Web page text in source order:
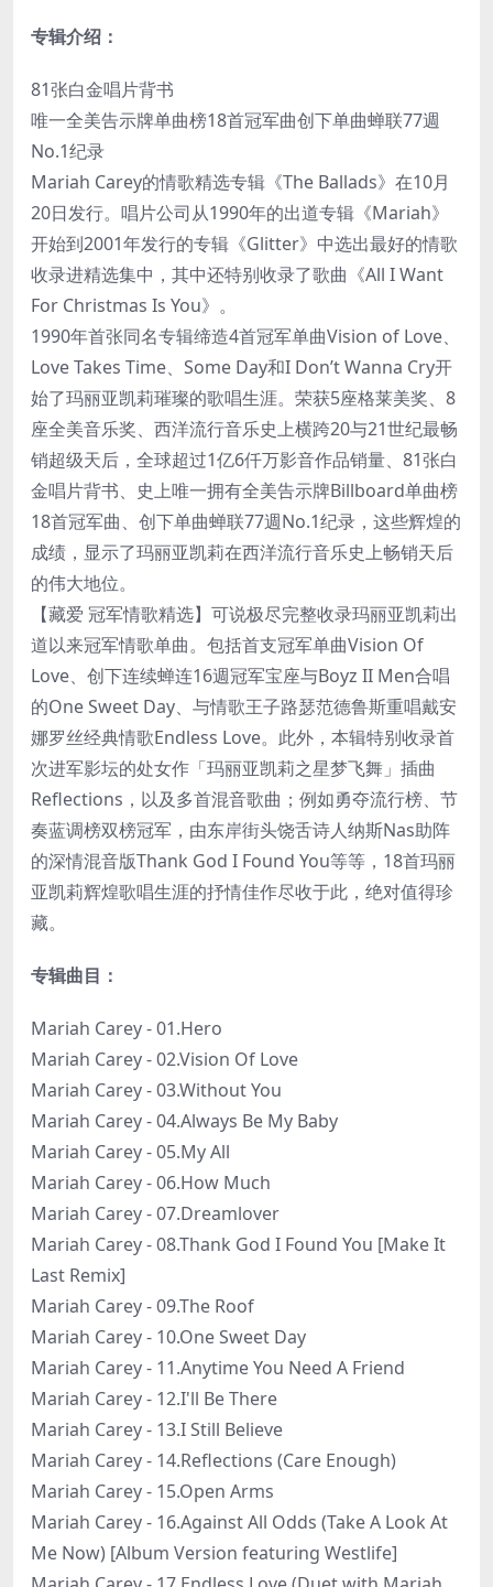
专辑介绍：
81张白金唱片背书
唯一全美告示牌单曲榜18首冠军曲创下单曲蝉联77週
No.1纪录
Mariah Carey的情歌精选专辑《The Ballads》在10月
20日发行。唱片公司从1990年的出道专辑《Mariah》
开始到2001年发行的专辑《Glitter》中选出最好的情歌
收录进精选集中，其中还特别收录了歌曲《All I Want
For Christmas Is You》。
1990年首张同名专辑缔造4首冠军单曲Vision of Love、
Love Takes Time、Some Day和I Don’t Wanna Cry开
始了玛丽亚凯莉璀璨的歌唱生涯。荣获5座格莱美奖、8
座全美音乐奖、西洋流行音乐史上横跨20与21世纪最畅
销超级天后，全球超过1亿6仟万影音作品销量、81张白
金唱片背书、史上唯一拥有全美告示牌Billboard单曲榜
18首冠军曲、创下单曲蝉联77週No.1纪录，这些辉煌的
成绩，显示了玛丽亚凯莉在西洋流行音乐史上畅销天后
的伟大地位。
【藏爱 冠军情歌精选】可说极尽完整收录玛丽亚凯莉出
道以来冠军情歌单曲。包括首支冠军单曲Vision Of
Love、创下连续蝉连16週冠军宝座与Boyz II Men合唱
的One Sweet Day、与情歌王子路瑟范德鲁斯重唱戴安
娜罗丝经典情歌Endless Love。此外，本辑特别收录首
次进军影坛的处女作「玛丽亚凯莉之星梦飞舞」插曲
Reflections，以及多首混音歌曲；例如勇夺流行榜、节
奏蓝调榜双榜冠军，由东岸街头饶舌诗人纳斯Nas助阵
的深情混音版Thank God I Found You等等，18首玛丽
亚凯莉辉煌歌唱生涯的抒情佳作尽收于此，绝对值得珍
藏。
专辑曲目：
Mariah Carey - 01.Hero
Mariah Carey - 02.Vision Of Love
Mariah Carey - 03.Without You
Mariah Carey - 04.Always Be My Baby
Mariah Carey - 05.My All
Mariah Carey - 06.How Much
Mariah Carey - 07.Dreamlover
Mariah Carey - 08.Thank God I Found You [Make It
Last Remix]
Mariah Carey - 09.The Roof
Mariah Carey - 10.One Sweet Day
Mariah Carey - 11.Anytime You Need A Friend
Mariah Carey - 12.I'll Be There
Mariah Carey - 13.I Still Believe
Mariah Carey - 14.Reflections (Care Enough)
Mariah Carey - 15.Open Arms
Mariah Carey - 16.Against All Odds (Take A Look At
Me Now) [Album Version featuring Westlife]